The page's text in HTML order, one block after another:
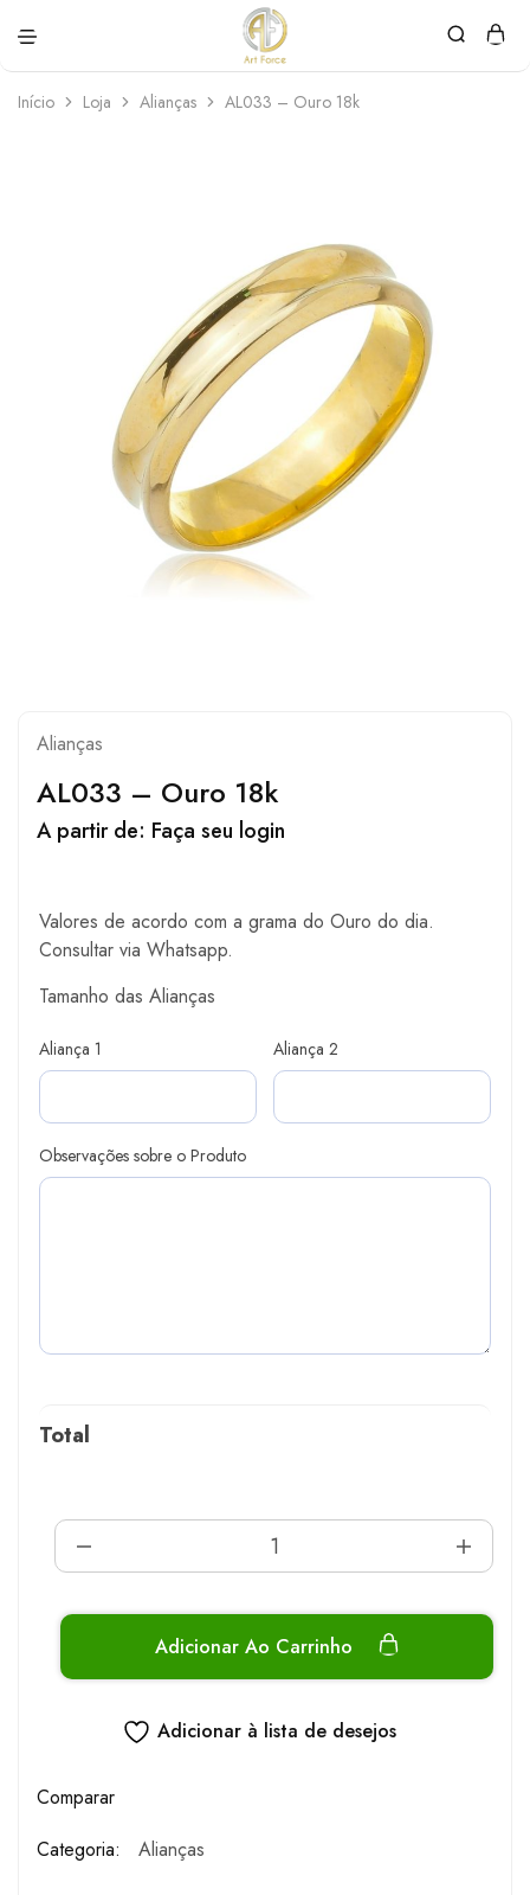
Force
personalizadas
Início Loja Alianças AL033 – Ouro 18k
Alianças
AL033 – Ouro 18k
A partir de: Faça seu login
Valores de acordo com a grama do Ouro do dia.
Consultar via Whatsapp.
Tamanho das Alianças
Aliança 1 Aliança 2
Observações sobre o Produto
Total
Adicionar Ao Carrinho
Adicionar à lista de desejos
Comparar
Categoria:
Alianças